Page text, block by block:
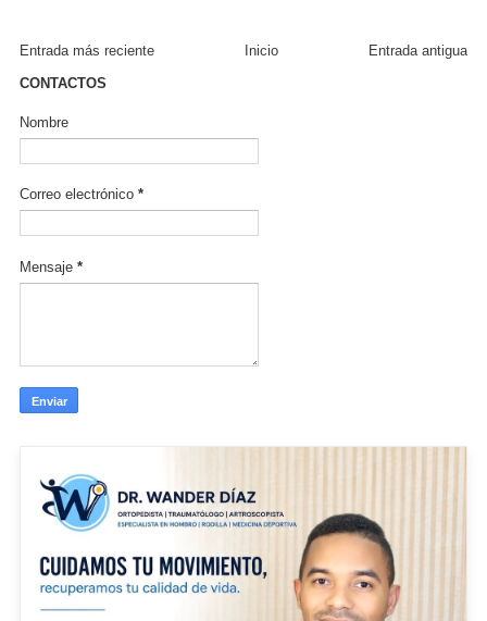
Entrada más reciente Entrada antigua
Inicio
CONTACTOS
Nombre
Correo electrónico *
Mensaje *